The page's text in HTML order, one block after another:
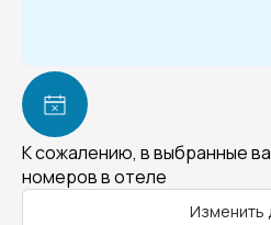
К сожалению, в выбранные
номеров в отеле
Изменить